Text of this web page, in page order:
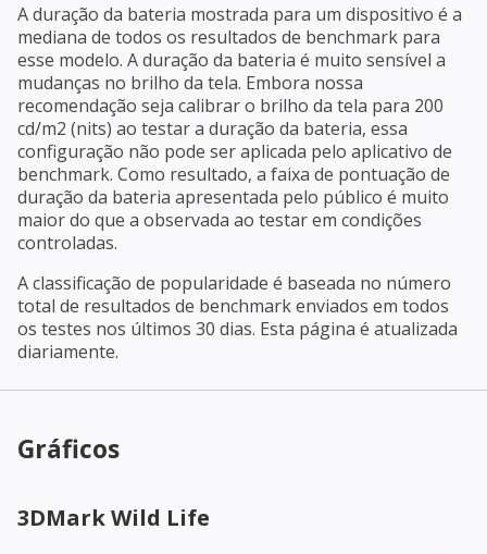
A duração da bateria mostrada para um dispositivo é a
mediana de todos os resultados de benchmark para
esse modelo. A duração da bateria é muito sensível a
mudanças no brilho da tela. Embora nossa
recomendação seja calibrar o brilho da tela para 200
cd/m2 (nits) ao testar a duração da bateria, essa
configuração não pode ser aplicada pelo aplicativo de
benchmark. Como resultado, a faixa de pontuação de
duração da bateria apresentada pelo público é muito
maior do que a observada ao testar em condições
controladas.
A classificação de popularidade é baseada no número
total de resultados de benchmark enviados em todos
os testes nos últimos 30 dias. Esta página é atualizada
diariamente.
Gráficos
3DMark Wild Life